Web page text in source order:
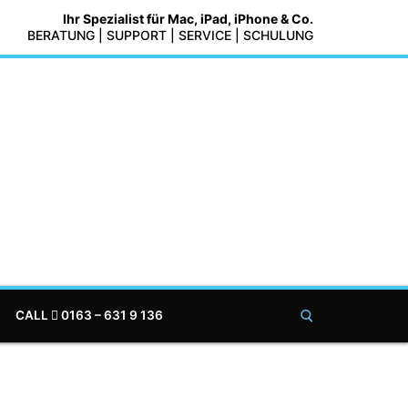
Ihr Spezialist für Mac, iPad, iPhone & Co.
BERATUNG | SUPPORT | SERVICE | SCHULUNG
CALL 0163 – 631 9 136